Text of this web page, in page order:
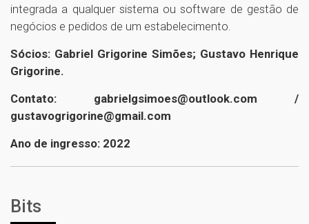
integrada a qualquer sistema ou software de gestão de
negócios e pedidos de um estabelecimento.
Sócios: Gabriel Grigorine Simões; Gustavo Henrique
Grigorine.
Contato: gabrielgsimoes@outlook.com /
gustavogrigorine@gmail.com
Ano de ingresso: 2022
Bits